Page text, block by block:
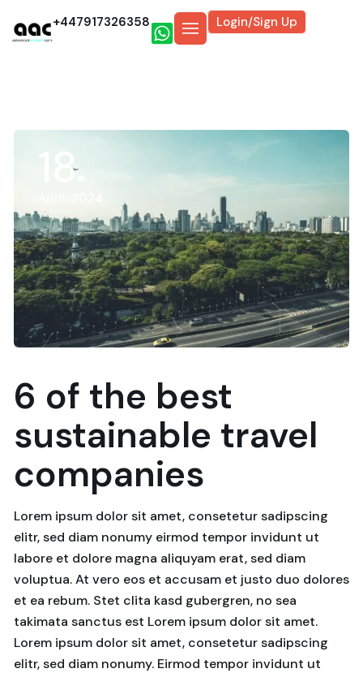
+447917326358 Login/Sign Up
18
6 of the best
sustainable travel
companies
Lorem ipsum dolor sit amet, consetetur sadipscing
elitr, sed diam nonumy eirmod tempor invidunt ut
labore et dolore magna aliquyam erat, sed diam
voluptua. At vero eos et accusam et justo duo dolores
et ea rebum. Stet clita kasd gubergren, no sea
takimata sanctus est Lorem ipsum dolor sit amet.
Lorem ipsum dolor sit amet, consetetur sadipscing
elitr, sed diam nonumy. Eirmod tempor invidunt ut